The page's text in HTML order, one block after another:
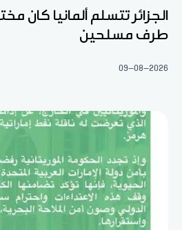
الجزائر تتسلم ألمانيا كان
طرف مسلحين
09-08-2026